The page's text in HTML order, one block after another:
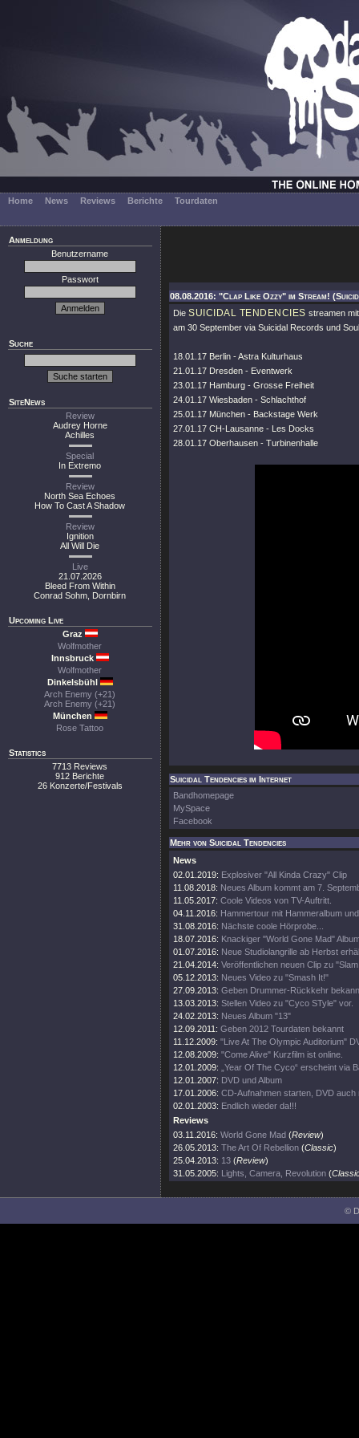
Home News Reviews Berichte Tourdaten
Anmeldung
Benutzername
Passwort
Suche
SiteNews
Review
Audrey Horne
Achilles
Special
In Extremo
Review
North Sea Echoes
How To Cast A Shadow
Review
Ignition
All Will Die
Live
21.07.2026
Bleed From Within
Conrad Sohm, Dornbirn
Upcoming Live
Graz
Wolfmother
Innsbruck
Wolfmother
Dinkelsbühl
Arch Enemy (+21)
Arch Enemy (+21)
München
Rose Tattoo
Statistics
7713 Reviews
912 Berichte
26 Konzerte/Festivals
08.08.2016: "Clap Like Ozzy" im Stream!
DieSUICIDAL TENDENCIES streamen
am 30 September via Suicidal Records und
18.01.17 Berlin - Astra Kulturhaus
21.01.17 Dresden - Eventwerk
23.01.17 Hamburg - Grosse Freiheit
24.01.17 Wiesbaden - Schlachthof
25.01.17 München - Backstage Werk
27.01.17 CH-Lausanne - Les Docks
28.01.17 Oberhausen - Turbinenhalle
Suicidal Tendencies im Internet
Bandhomepage
MySpace
Facebook
Mehr von Suicidal Tendencies
News
02.01.2019: Explosiver "All Kinda Crazy" Clip
11.08.2018: Neues Album kommt am 7.
11.05.2017: Coole Videos von TV-Auftritt.
04.11.2016: Hammertour mit Hammeralbum
31.08.2016: Nächste coole Hörprobe...
18.07.2016: Knackiger "World Gone Mad"
01.07.2016: Neue Studiolangrille ab Herbst
21.04.2014: Veröffentlichen neuen Clip zu
05.12.2013: Neues Video zu "Smash It!"
27.09.2013: Geben Drummer-Rückkehr
13.03.2013: Stellen Video zu "Cyco STyle" vor.
24.02.2013: Neues Album "13"
12.09.2011: Geben 2012 Tourdaten bekannt
11.12.2009: "Live At The Olympic Auditorium"
12.08.2009: "Come Alive" Kurzfilm ist online.
12.01.2009:
„Year Of The Cyco“ erscheint via
12.01.2007: DVD und Album
17.01.2006: CD-Aufnahmen starten, DVD auch
02.01.2003: Endlich wieder da!!!
Reviews
03.11.2016: World Gone Mad (Review)
26.05.2013: The Art Of Rebellion (Classic)
25.04.2013: 13 (Review)
31.05.2005: Lights, Camera, Revolution (
©